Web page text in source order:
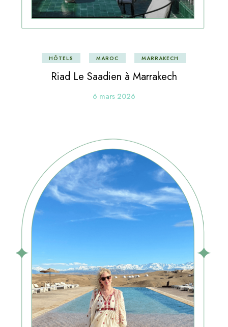
HÔTELS MAROC MARRAKECH
Riad Le Saadien à Marrakech
6 mars 2026